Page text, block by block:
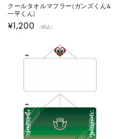
クールタオルマフラー(ガンズくん&
一平くん)
通
¥1,200 （税込）